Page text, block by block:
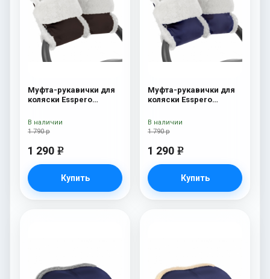
Муфта-рукавички для
коляски Esspero
шерсть) Chocolat
1 790 р
1 290 e
Купить
В наличии
Муфта-рукавички для
коляски Esspero
шерсть) Navy
1 790 р
1 290 e
Купить
В наличии